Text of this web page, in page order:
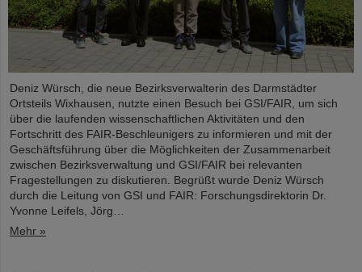
Deniz Würsch, die neue Bezirksverwalterin des Darmstädter
Ortsteils Wixhausen, nutzte einen Besuch bei GSI/FAIR, um sich
über die laufenden wissenschaftlichen Aktivitäten und den
Fortschritt des FAIR-Beschleunigers zu informieren und mit der
Geschäftsführung über die Möglichkeiten der Zusammenarbeit
zwischen Bezirksverwaltung und GSI/FAIR bei relevanten
Fragestellungen zu diskutieren. Begrüßt wurde Deniz Würsch
durch die Leitung von GSI und FAIR: Forschungsdirektorin Dr.
Yvonne Leifels, Jörg…
Mehr »